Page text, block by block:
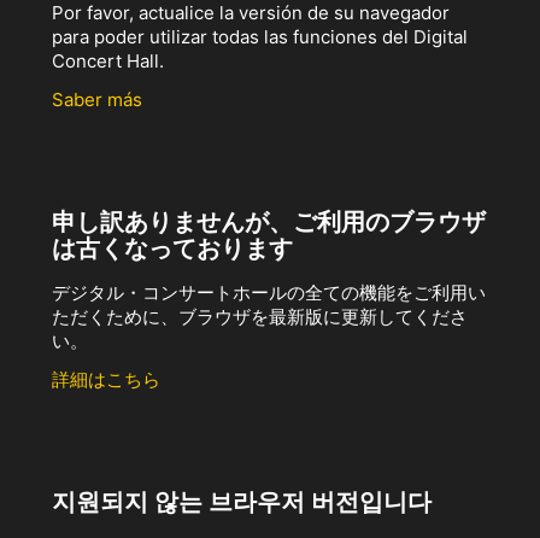
Por favor, actualice la versión de su navegador
para poder utilizar todas las funciones del Digital
Concert Hall.
Saber más
申し訳ありませんが、ご利用のブラウザ
は古くなっております
デジタル・コンサートホールの全ての機能をご利用い
ただくために、ブラウザを最新版に更新してくださ
い。
詳細はこちら
지원되지 않는 브라우저 버전입니다